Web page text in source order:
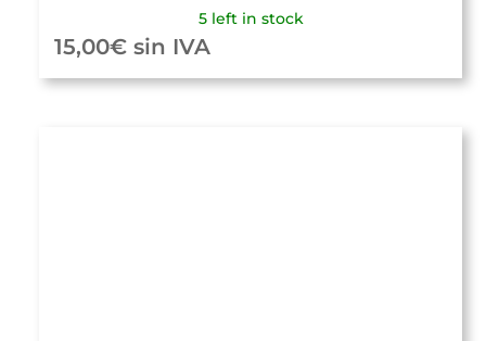
5 left in stock
15,00€ sin IVA